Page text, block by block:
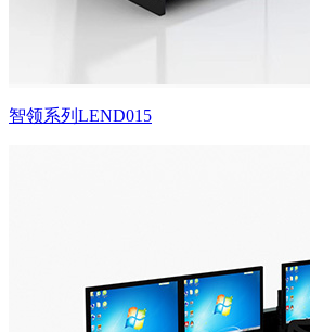
智领系列LEND015